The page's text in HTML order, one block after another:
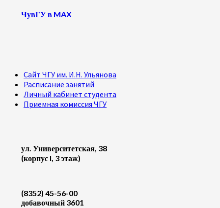
ЧувГУ в MAX
Сайт ЧГУ им. И.Н. Ульянова
Расписание занятий
Личный кабинет студента
Приемная комиссия ЧГУ
ул. Университетская, 38
(корпус I, 3 этаж)
(8352) 45-56-00
добавочный 3601